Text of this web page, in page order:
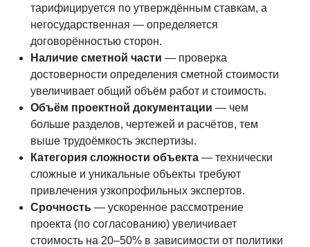
тарифицируется по утверждённым ставкам, а
негосударственная — определяется
договорённостью сторон.
Наличие сметной части — проверка
достоверности определения сметной стоимости
увеличивает общий объём работ и стоимость.
Объём проектной документации — чем
больше разделов, чертежей и расчётов, тем
выше трудоёмкость экспертизы.
Категория сложности объекта — технически
сложные и уникальные объекты требуют
привлечения узкопрофильных экспертов.
Срочность — ускоренное рассмотрение
проекта (по согласованию) увеличивает
стоимость на 20–50% в зависимости от политики